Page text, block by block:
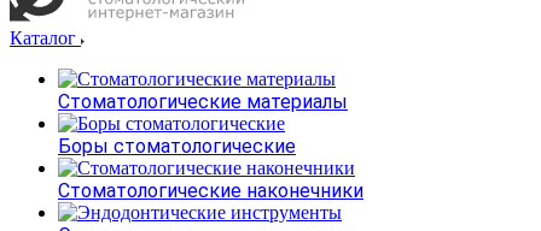
Каталог
Стоматологические материалы
Боры стоматологические
Стоматологические наконечники